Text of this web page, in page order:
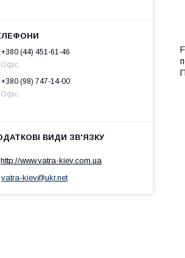
+380 (44) 451-61-46
Офіс
+380 (98) 747-14-00
Офіс
http://www.vatra-kiev.com.ua
vatra-kiev@ukr.net